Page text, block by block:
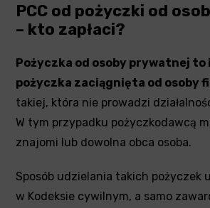
PCC od pożyczki od
– kto zapłaci?
Pożyczka od osoby prywatnej to
pożyczka zaciągnięta od osoby
takiej, która nie prowadzi
W tym przypadku pożyczkodawcą
znajomi lub dowolna obca osoba.
Sposób udzielania takich pożyczek
w Kodeksie cywilnym, a samo